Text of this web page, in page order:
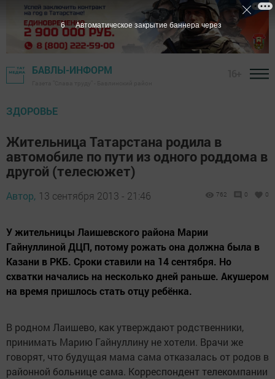
БАВЛЫ-ИНФОРМ
ЗДОРОВЬЕ
Жительница Татарстана родила в
автомобиле по пути из одного роддома в
другой (телесюжет)
Автор, 13 сентября 2013 - 21:46 762 0 0
У жительницы Лаишевского района Марии
Гайнуллиной ДЦП, потому рожать она должна была в
Казани в РКБ. Сроки ставили на 14 сентября. Но
схватки начались на несколько дней раньше. Акушером
на время пришлось стать отцу ребёнка.
В родном Лаишево, как утверждают родственники,
принимать Марию Гайнуллину не хотели. Врачи же
говорят, что будущая мама сама отказалась от родов в
районной больнице сама. Корреспондент телекомпании
5 Автоматическое закрытие баннера через